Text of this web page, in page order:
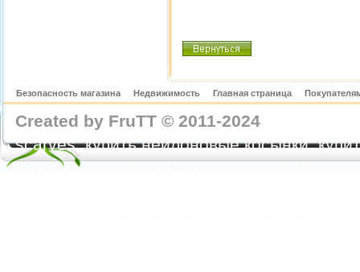
Безопасность магазина Недвижимость Главная страница
Created by FruTT © 2011-2024
scarves, купить нейлоновые косынки,
купить газовые косынки, купить